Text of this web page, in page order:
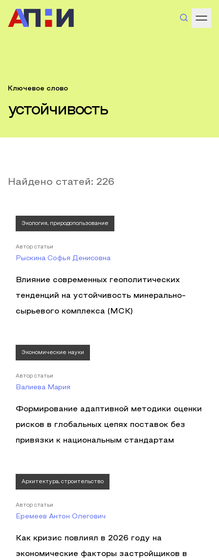
Ключевое слово
устойчивость
Найдено статей: 226
Экология, природопользование
Автор статьи
Рыскина Софья Денисовна
Влияние современных геополитических
тенденций на устойчивость минерально-
сырьевого комплекса (МСК)
Экономические науки
Автор статьи
Валиева Мария
Формирование адаптивной методики оценки
рисков в глобальных цепях поставок без
привязки к национальным стандартам
Архитектура, строительство
Автор статьи
Еремеев Антон Олегович
Как кризис повлиял в 2026 году на
экономические факторы застройщиков в